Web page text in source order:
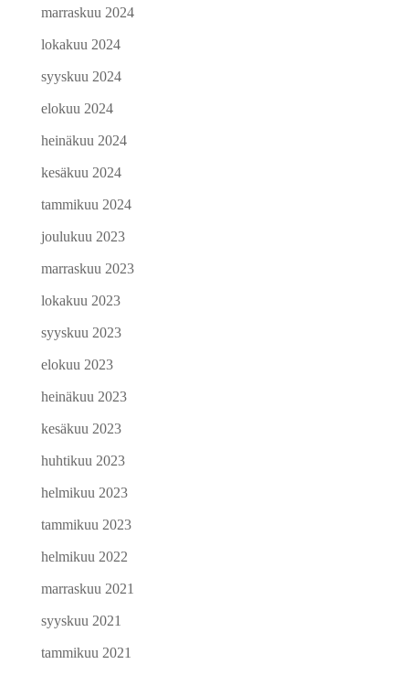
marraskuu 2024
lokakuu 2024
syyskuu 2024
elokuu 2024
heinäkuu 2024
kesäkuu 2024
tammikuu 2024
joulukuu 2023
marraskuu 2023
lokakuu 2023
syyskuu 2023
elokuu 2023
heinäkuu 2023
kesäkuu 2023
huhtikuu 2023
helmikuu 2023
tammikuu 2023
helmikuu 2022
marraskuu 2021
syyskuu 2021
tammikuu 2021